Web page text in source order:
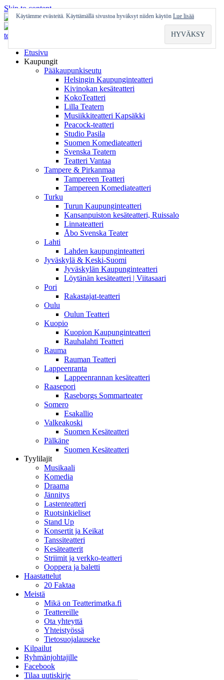
Skip to content
Etusivu
Kaupungit
Pääkaupunkiseutu
Helsingin Kaupunginteatteri
Kivinokan kesäteatteri
KokoTeatteri
Lilla Teatern
Musiikkiteatteri Kapsäkki
Peacock-teatteri
Studio Pasila
Suomen Komediateatteri
Svenska Teatern
Teatteri Vantaa
Tampere & Pirkanmaa
Tampereen Teatteri
Tampereen Komediateatteri
Turku
Turun Kaupunginteatteri
Kansanpuiston kesäteatteri, Ruissalo
Linnateatteri
Åbo Svenska Teater
Lahti
Lahden kaupunginteatteri
Jyväskylä & Keski-Suomi
Jyväskylän Kaupunginteatteri
Löytänän kesäteatteri | Viitasaari
Pori
Rakastajat-teatteri
Oulu
Oulun Teatteri
Kuopio
Kuopion Kaupunginteatteri
Rauhalahti Teatteri
Rauma
Rauman Teatteri
Lappeenranta
Lappeenrannan kesäteatteri
Raasepori
Raseborgs Sommarteater
Somero
Esakallio
Valkeakoski
Suomen Kesäteatteri
Pälkäne
Suomen Kesäteatteri
Tyylilajit
Musikaali
Komedia
Draama
Jännitys
Lastenteatteri
Ruotsinkieliset
Stand Up
Konsertit ja Keikat
Tanssiteatteri
Kesäteatterit
Striimit ja verkko-teatteri
Ooppera ja baletti
Haastattelut
20 Faktaa
Meistä
Mikä on Teatterimatka.fi
Teattereille
Ota yhteyttä
Yhteistyössä
Tietosuojalauseke
Kilpailut
Ryhmänjohtajille
Facebook
Tilaa uutiskirje
Käytämme evästeitä. Käyttämällä sivustoa hyväksyt niiden käytön Lue lisää